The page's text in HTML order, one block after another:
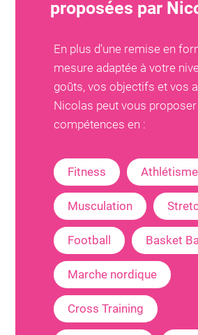
proposées par
En plus d'une remise en
mesure adaptée à votre
goûts, vos objectifs et vos
Nicolas peut vous
compétences en :
Fitness Athlétisme
Musculation
Football Basket
Marche nordique
Cross Training